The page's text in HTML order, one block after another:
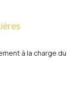
à la charge du